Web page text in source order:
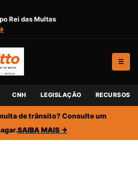
Rei das Multas
☰
CNH LEGISLAÇÃO RECURSOS
de trânsito? Consulte um
SAIBA MAIS →